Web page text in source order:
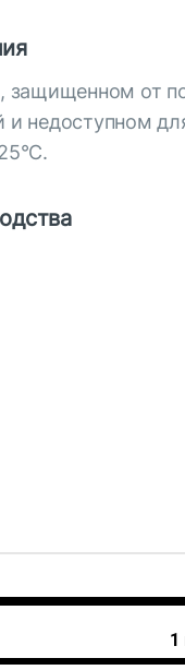
защищенном от
и недоступном
1